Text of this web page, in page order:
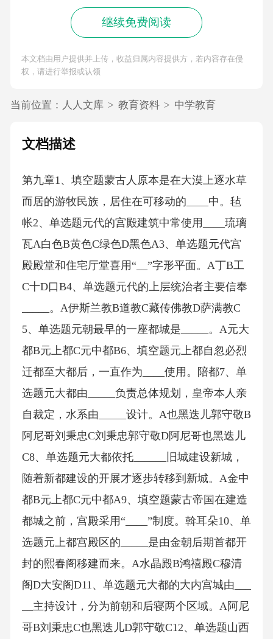
继续免费阅读
本文档由用户提供并上传，收益归属内容提供方，若内容存在侵
权，请进行举报或认领
当前位置： 人人文库 > 教育资料 > 中学教育
文档描述
第九章1、填空题蒙古人原本是在大漠上逐水草
而居的游牧民族，居住在可移动的____中。毡
帐2、单选题元代的宫殿建筑中常使用____琉璃
瓦A白色B黄色C绿色D黑色A3、单选题元代宫
殿殿堂和住宅厅堂喜用“__”字形平面。A丁B工
C十D口B4、单选题元代的上层统治者主要信奉
_____。A伊斯兰教B道教C藏传佛教D萨满教C
5、单选题元朝最早的一座都城是_____。A元大
都B元上都C元中都B6、填空题元上都自忽必烈
迁都至大都后，一直作为____使用。陪都7、单
选题元大都由_____负责总体规划，皇帝本人亲
自裁定，水系由_____设计。A也黑迭儿郭守敬B
阿尼哥刘秉忠C刘秉忠郭守敬D阿尼哥也黑迭儿
C8、单选题元大都依托______旧城建设新城，
随着新都建设的开展才逐步转移到新城。A金中
都B元上都C元中都A9、填空题蒙古帝国在建造
都城之前，宫殿采用“____”制度。斡耳朵10、单
选题元上都宫殿区的_____是由金朝后期首都开
封的熙春阁移建而来。A水晶殿B鸿禧殿C穆清
阁D大安阁D11、单选题元大都的大内宫城由___
__主持设计，分为前朝和后寝两个区域。A阿尼
哥B刘秉忠C也黑迭儿D郭守敬C12、单选题山西